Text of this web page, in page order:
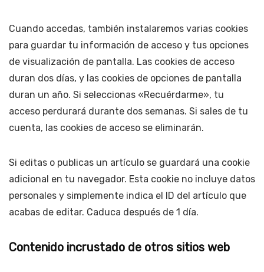
Cuando accedas, también instalaremos varias cookies
para guardar tu información de acceso y tus opciones
de visualización de pantalla. Las cookies de acceso
duran dos días, y las cookies de opciones de pantalla
duran un año. Si seleccionas «Recuérdarme», tu
acceso perdurará durante dos semanas. Si sales de tu
cuenta, las cookies de acceso se eliminarán.
Si editas o publicas un artículo se guardará una cookie
adicional en tu navegador. Esta cookie no incluye datos
personales y simplemente indica el ID del artículo que
acabas de editar. Caduca después de 1 día.
Contenido incrustado de otros sitios web